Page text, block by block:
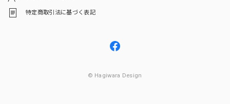
特定商取引法に基づく表記
© Hagiwara Design